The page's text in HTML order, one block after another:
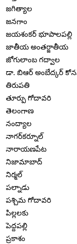
జగిత్యాల
జనగాం
జయశంకర్ భూపాలపల్లి
జాతీయ అంతర్జాతీయ
జోగులాంబ గద్వాల
డా. బిఆర్ అంబేద్కర్
తిరుపతి
తూర్పు గోదావరి
తెలంగాణ
నంద్యాల
నాగర్‌కర్నూల్
నారాయణపేట
నిజామాబాద్
నిర్మల్
పల్నాడు
పశ్చిమ గోదావరి
పిల్లలకు
పెద్దపల్లి
ప్రకాశం